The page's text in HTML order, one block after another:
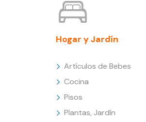
Hogar y Jardín
Artículos de Bebes
Cocina
Pisos
Plantas, Jardín